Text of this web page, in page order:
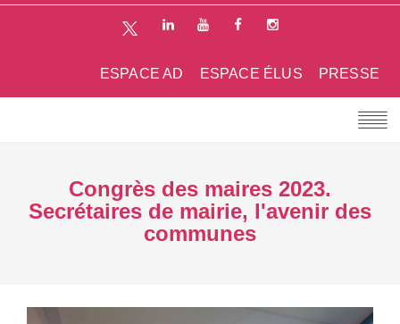
PRESSE
ESPACE ÉLUS
ESPACE AD
Congrès des maires 2023.
Secrétaires de mairie, l'avenir des
communes